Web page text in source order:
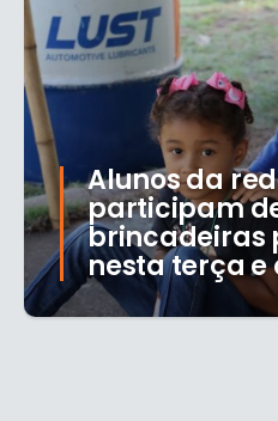
Alunos da
participam
brincadeiras
nesta terça